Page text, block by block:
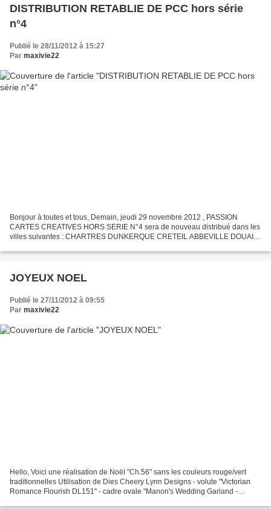
DISTRIBUTION RETABLIE DE PCC hors série
n°4
Publié le 28/11/2012 à 15:27
Par maxivie22
Bonjour à toutes et tous, Demain, jeudi 29 novembre 2012 , PASSION
CARTES CREATIVES HORS SERIE N°4 sera de nouveau distribué dans les
villes suivantes : CHARTRES DUNKERQUE CRETEIL ABBEVILLE DOUAI
DENAIN...
JOYEUX NOEL
Publié le 27/11/2012 à 09:55
Par maxivie22
Hello, Voici une réalisation de Noël "Ch.56" sans les couleurs rouge/vert
traditionnelles Utilisation de Dies Cheery Lynn Designs - volute "Victorian
Romance Flourish DL151" - cadre ovale "Manon's Wedding Garland -